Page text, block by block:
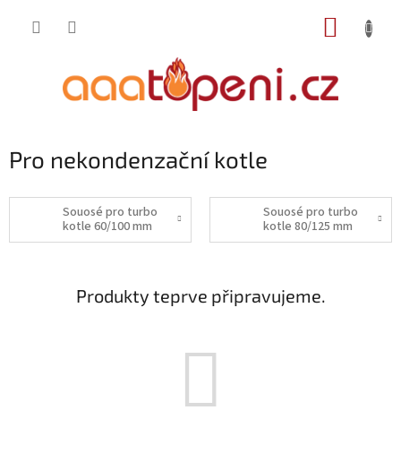
Pro nekondenzační kotle
Souosé pro turbo
kotle 60/100 mm
Souosé pro turbo
kotle 80/125 mm
Produkty teprve připravujeme.